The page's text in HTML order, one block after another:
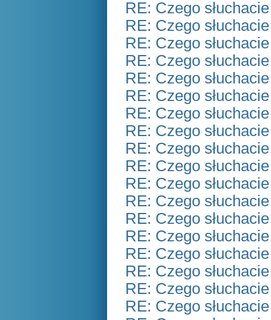
RE: Czego
RE: Czego
RE: Czego
RE: Czego
RE: Czego
RE: Czego
RE: Czego
RE: Czego
RE: Czego
RE: Czego
RE: Czego
RE: Czego
RE: Czego
RE: Czego
RE: Czego
RE: Czego
RE: Czego
RE: Czego